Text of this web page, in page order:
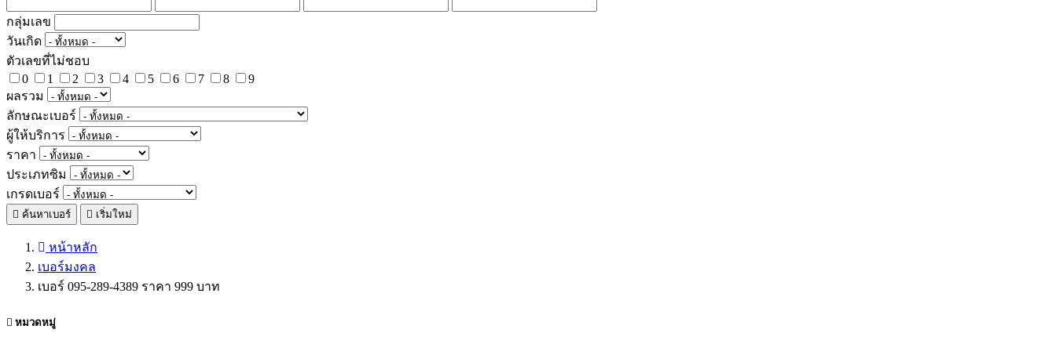
กลุ่มเลข
วันเกิด
ตัวเลขที่ไม่ชอบ
0
1 2 3 4 5 6 7 8
9
ผลรวม
ลักษณะเบอร์
ผู้ให้บริการ
ราคา
ประเภทซิม
เกรดเบอร์
ค้นหาเบอร์ เริ่มใหม่
หน้าหลัก
เบอร์มงคล
เบอร์ 095-289-4389 ราคา 999 บาท
หมวดหมู่